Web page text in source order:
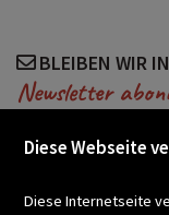
BLEIBEN WIR
Newsletter
Diese Webseite
Diese Internetseite